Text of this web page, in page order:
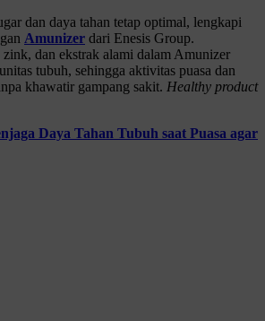
dan daya tahan tetap optimal, lengkapi
Amunizer dari Enesis Group.
dan ekstrak alami dalam Amunizer
tubuh, sehingga aktivitas puasa dan
khawatir gampang sakit. Healthy product
Daya Tahan Tubuh saat Puasa agar